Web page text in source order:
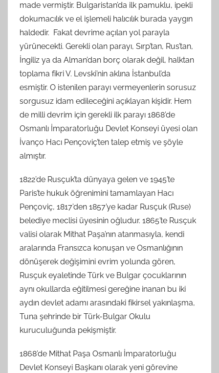
made vermiştir. Bulgaristan’da ilk pamuklu, ipekli
dokumacılık ve el işlemeli halıcılık burada yaygın
haldedir. Fakat devrime açılan yol parayla
yürünecekti. Gerekli olan parayı, Sırp’tan, Rus’tan,
İngiliz ya da Alman’dan borç olarak değil, halktan
toplama fikri V. Levski’nin aklına İstanbul’da
esmiştir. O istenilen parayı vermeyenlerin sorusuz
sorgusuz idam edileceğini açıklayan kişidir. Hem
de milli devrim için gerekli ilk parayı 1868’de
Osmanlı İmparatorluğu Devlet Konseyi üyesi olan
İvanço Hacı Pençoviç’ten talep etmiş ve şöyle
almıştır.
1822’de Rusçuk’ta dünyaya gelen ve 1945’te
Paris’te hukuk öğrenimini tamamlayan Hacı
Pençoviç, 1817’den 1857’ye kadar Rusçuk (Ruse)
belediye meclisi üyesinin oğludur. 1865’te Rusçuk
valisi olarak Mithat Paşa’nın atanmasıyla, kendi
aralarında Fransızca konuşan ve Osmanlığının
dönüşerek değişimini evrim yolunda gören,
Rusçuk eyaletinde Türk ve Bulgar çocuklarının
aynı okullarda eğitilmesi gereğine inanan bu iki
aydın devlet adamı arasındaki fikirsel yakınlaşma,
Tuna şehrinde bir Türk-Bulgar Okulu
kuruculuğunda pekişmiştir.
1868’de Mithat Paşa Osmanlı İmparatorluğu
Devlet Konseyi Başkanı olarak yeni görevine